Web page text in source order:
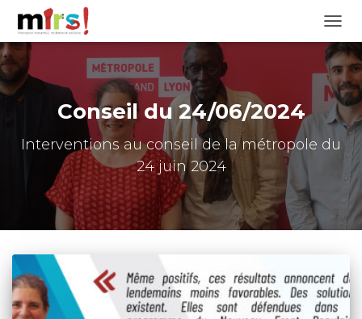
Conseil du 24/06/2024
Interventions au conseil de la métropole du
24 juin 2024